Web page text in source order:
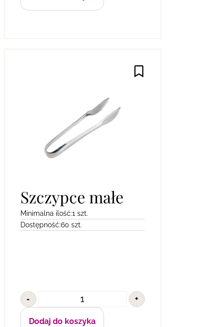
Szczypce małe
Minimalna ilość:1 szt.
Dostępność:60 szt.
- +
Dodaj do koszyka